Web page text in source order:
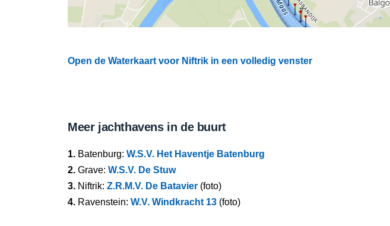
Open de Waterkaart voor Niftrik in een volledig venster
Meer jachthavens in de buurt
1. Batenburg: W.S.V. Het Haventje Batenburg
2. Grave: W.S.V. De Stuw
3. Niftrik: Z.R.M.V. De Batavier (foto)
4. Ravenstein: W.V. Windkracht 13 (foto)